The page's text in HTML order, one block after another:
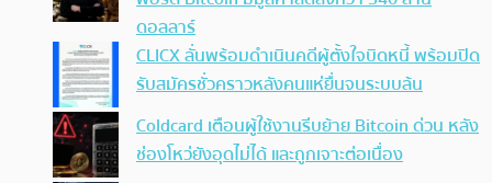
ดอลลาร์
CLICX ลั่นพร้อมดำเนินคดีผู้ตั้งใจบิดหนี้ พร้อมปิด
รับสมัครชั่วคราวหลังคนแห่ยื่นจนระบบล้น
Coldcard เตือนผู้ใช้งานรีบย้าย Bitcoin ด่วน หลัง
ช่องโหว่ยังอุดไม่ได้ และถูกเจาะต่อเนื่อง